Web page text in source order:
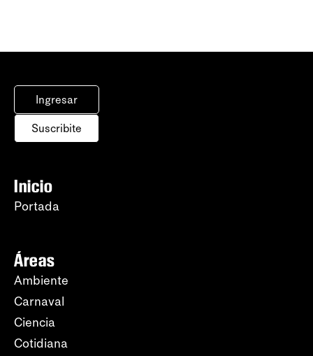
Ingresar
Suscribite
Inicio
Portada
Áreas
Ambiente
Carnaval
Ciencia
Cotidiana